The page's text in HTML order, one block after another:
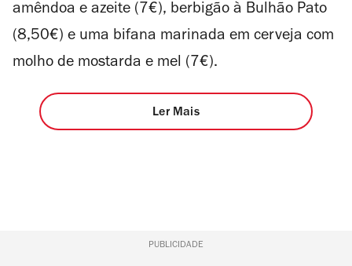
amêndoa e azeite (7€), berbigão à Bulhão Pato
(8,50€) e uma bifana marinada em cerveja com
molho de mostarda e mel (7€).
Ler Mais
PUBLICIDADE